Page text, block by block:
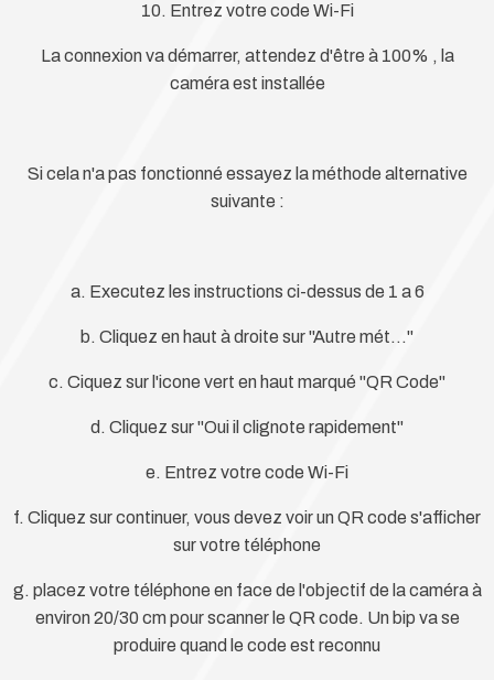
10. Entrez votre code Wi-Fi
La connexion va démarrer, attendez d'être à 100% , la
caméra est installée
Si cela n'a pas fonctionné essayez la méthode alternative
suivante :
a. Executez les instructions ci-dessus de 1 a 6
b. Cliquez en haut à droite sur "Autre mét..."
c. Ciquez sur l'icone vert en haut marqué "QR Code"
d. Cliquez sur "Oui il clignote rapidement"
e. Entrez votre code Wi-Fi
f. Cliquez sur continuer, vous devez voir un QR code s'afficher
sur votre téléphone
g. placez votre téléphone en face de l'objectif de la caméra à
environ 20/30 cm pour scanner le QR code. Un bip va se
produire quand le code est reconnu